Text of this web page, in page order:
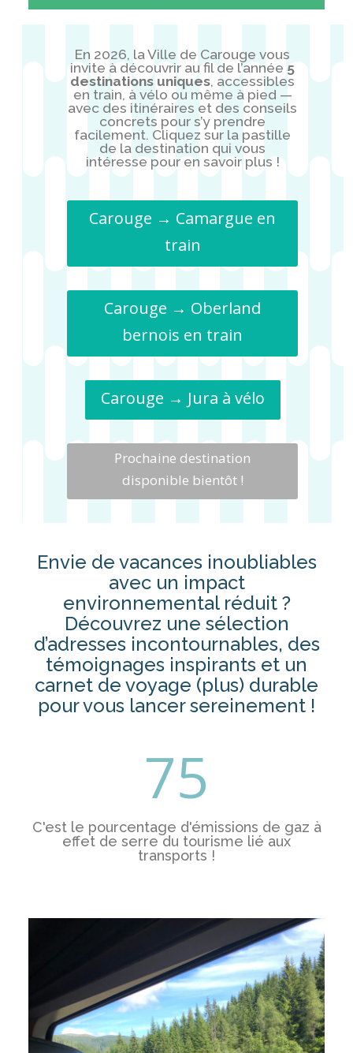
En 2026, la Ville de Carouge vous
invite à découvrir au fil de l’année 5
destinations uniques, accessibles
en train, à vélo ou même à pied —
avec des itinéraires et des conseils
concrets pour s’y prendre
facilement. Cliquez sur la pastille
de la destination qui vous
intéresse pour en savoir plus !
Carouge → Camargue en
train
Carouge → Oberland
bernois en train
Carouge → Jura à vélo
Prochaine destination
disponible bientôt !
Envie de vacances inoubliables
avec un impact
environnemental réduit ?
Découvrez une sélection
d’adresses incontournables, des
témoignages inspirants et un
carnet de voyage (plus) durable
pour vous lancer sereinement !
75
C'est le pourcentage d'émissions de gaz à
effet de serre du tourisme lié aux
transports !